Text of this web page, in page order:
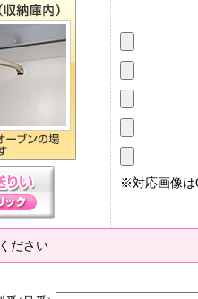
※対応画像は
ださい